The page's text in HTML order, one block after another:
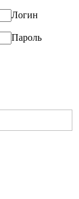
Логин
Пароль